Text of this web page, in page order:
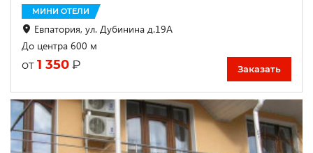
МИНИ ОТЕЛИ
Евпатория, ул. Дубинина д.19А
До центра 600 м
от 1 350 ₽ Заказать